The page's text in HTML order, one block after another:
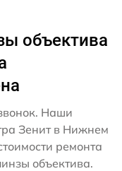
объектива
Наши
Зенит в Нижнем
ремонта
объектива.